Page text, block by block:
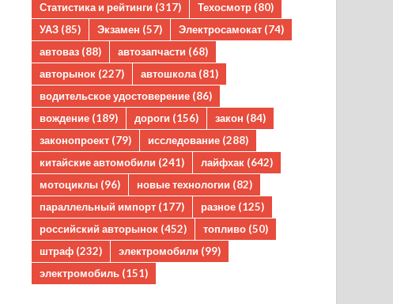
Статистика и рейтинги (317) Техосмотр (80)
УАЗ (85) Экзамен (57) Электросамокат (74)
автоваз (88) автозапчасти (68)
авторынок (227) автошкола (81)
водительское удостоверение (86)
вождение (189) дороги (156) закон (84)
законопроект (79) исследование (288)
китайские автомобили (241) лайфхак (642)
мотоциклы (96) новые технологии (82)
параллельный импорт (177) разное (125)
российский авторынок (452) топливо (50)
штраф (232) электромобили (99)
электромобиль (151)